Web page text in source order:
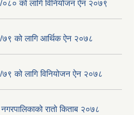
को लागि विनियोजन ऐन २०७९
को लागि आर्थिक ऐन २०७८
को लागि विनियोजन ऐन २०७८
रातो किताब २०७८